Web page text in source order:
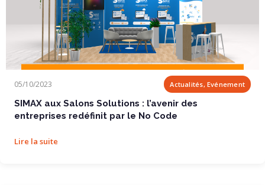
05/10/2023 Actualités, Evénement
SIMAX aux Salons Solutions : l’avenir des
entreprises redéfinit par le No Code
Lire la suite